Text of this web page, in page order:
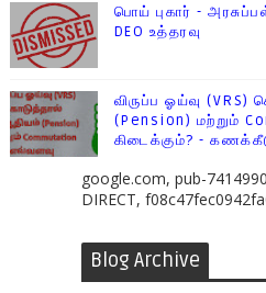
பொய் புகார் -
DEO உத்தரவு
விருப்ப ஓய்வு (VRS)
(Pension) மற்றும்
கிடைக்கும்? -
google.com, pub-
DIRECT,
Blog Archive